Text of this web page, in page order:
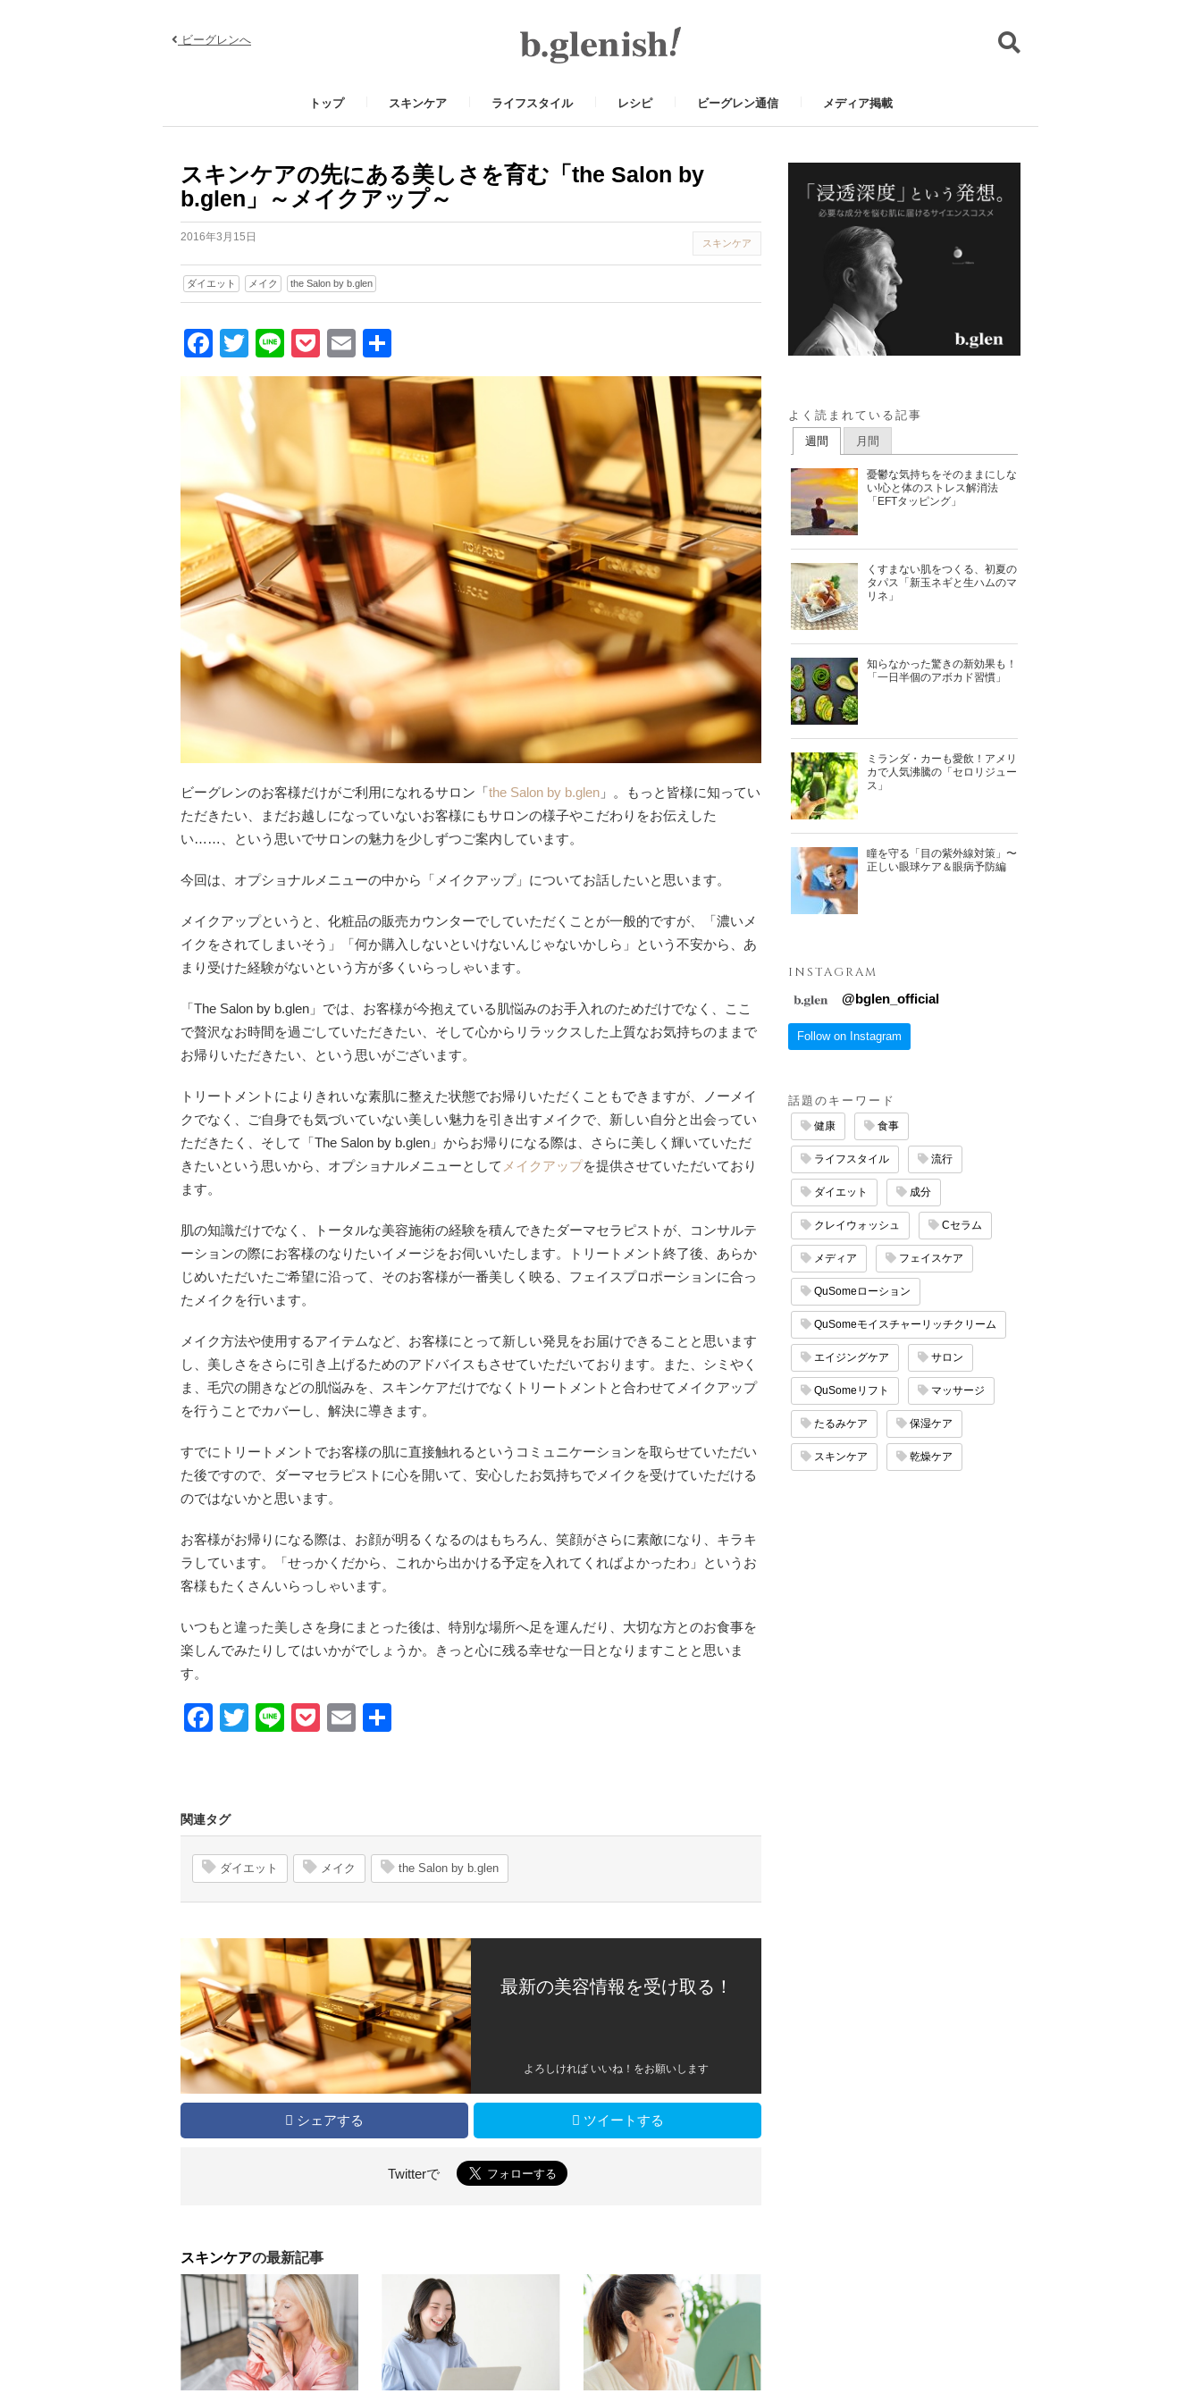
ビーグレンへ
トップ スキンケア ライフスタイル レシピ ビーグレン通信 メディア掲載
スキンケアの先にある美しさを育む「the Salon by
b.glen」～メイクアップ～
2016年3月15日 スキンケア
ダイエット メイク the Salon by b.glen
Facebook
Twitter
LinePocket
Email
ビーグレンのお客様だけがご利用になれるサロン「the Salon by b.glen 」。もっと皆様に知ってい
ただきたい、まだお越しになっていないお客様にもサロンの様子やこだわりをお伝えした
い……、という思いでサロンの魅力を少しずつご案内しています。
今回は、オプショナルメニューの中から「メイクアップ」についてお話したいと思います。
メイクアップというと、化粧品の販売カウンターでしていただくことが一般的ですが、「濃いメ
イクをされてしまいそう」「何か購入しないといけないんじゃないかしら」という不安から、あ
まり受けた経験がないという方が多くいらっしゃいます。
「The Salon by b.glen」では、お客様が今抱えている肌悩みのお手入れのためだけでなく、ここ
で贅沢なお時間を過ごしていただきたい、そして心からリラックスした上質なお気持ちのままで
お帰りいただきたい、という思いがございます。
トリートメントによりきれいな素肌に整えた状態でお帰りいただくこともできますが、ノーメイ
クでなく、ご自身でも気づいていない美しい魅力を引き出すメイクで、新しい自分と出会ってい
ただきたく、そして「The Salon by b.glen」からお帰りになる際は、さらに美しく輝いていただ
きたいという思いから、オプショナルメニューとして メイクアップを提供させていただいており
ます。
肌の知識だけでなく、トータルな美容施術の経験を積んできたダーマセラピストが、コンサルテ
ーションの際にお客様のなりたいイメージをお伺いいたします。トリートメント終了後、あらか
じめいただいたご希望に沿って、そのお客様が一番美しく映る、フェイスプロポーションに合っ
たメイクを行います。
メイク方法や使用するアイテムなど、お客様にとって新しい発見をお届けできることと思います
し、美しさをさらに引き上げるためのアドバイスもさせていただいております。また、シミやく
ま、毛穴の開きなどの肌悩みを、スキンケアだけでなくトリートメントと合わせてメイクアップ
を行うことでカバーし、解決に導きます。
すでにトリートメントでお客様の肌に直接触れるというコミュニケーションを取らせていただい
た後ですので、ダーマセラピストに心を開いて、安心したお気持ちでメイクを受けていただける
のではないかと思います。
お客様がお帰りになる際は、お顔が明るくなるのはもちろん、笑顔がさらに素敵になり、キラキ
ラしています。「せっかくだから、これから出かける予定を入れてくればよかったわ」というお
客様もたくさんいらっしゃいます。
いつもと違った美しさを身にまとった後は、特別な場所へ足を運んだり、大切な方とのお食事を
楽しんでみたりしてはいかがでしょうか。きっと心に残る幸せな一日となりますことと思いま
す。
Facebook
Twitter
LinePocketEmail
関連タグ
ダイエット メイク the Salon by b.glen
最新の美容情報を受け取る！
よろしければ いいね！をお願いします
シェアする ツイートする
Twitterで
スキンケアの最新記事
よく読まれている記事
週間 月間
憂鬱な気持ちをそのままにしな
い!心と体のストレス解消法
「EFTタッピング」
くすまない肌をつくる、初夏の
タパス「新玉ネギと生ハムのマ
リネ」
知らなかった驚きの新効果も！
「一日半個のアボカド習慣」
ミランダ・カーも愛飲！アメリ
カで人気沸騰の「セロリジュー
ス」
瞳を守る「目の紫外線対策」〜
正しい眼球ケア＆眼病予防編
INSTAGRAM
@bglen_official
Follow on Instagram
話題のキーワード
健康 食事
ライフスタイル 流行
ダイエット 成分
クレイウォッシュ Cセラム
メディア フェイスケア
QuSomeローション
QuSomeモイスチャーリッチクリーム
エイジングケア サロン
QuSomeリフト マッサージ
たるみケア 保湿ケア
スキンケア 乾燥ケア